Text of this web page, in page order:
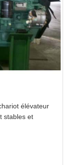
L）
（mm/s）
charge) (FR/
élévateur
stables et